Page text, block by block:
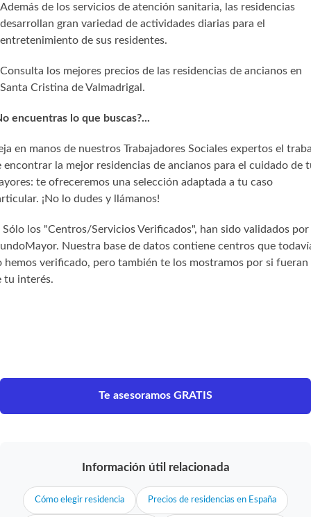
Además de los servicios de atención sanitaria, las residencias
desarrollan gran variedad de actividades diarias para el
entretenimiento de sus residentes.
Consulta los mejores precios de las residencias de ancianos en
Santa Cristina de Valmadrigal.
encuentras lo que buscas?...
en manos de nuestros Trabajadores Sociales expertos el
encontrar la mejor residencias de ancianos para el cuidado de
te ofreceremos una selección adaptada a tu caso
¡No lo dudes y llámanos!
Sólo los "Centros/Servicios Verificados", han sido validados por
Nuestra base de datos contiene centros que
hemos verificado, pero también te los mostramos por si fueran
tu interés.
Te asesoramos GRATIS
Información útil relacionada
Cómo elegir residencia Precios de residencias en España